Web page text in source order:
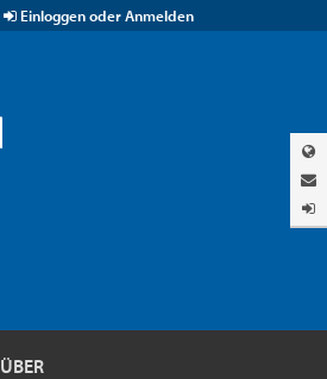
Einloggen oder Anmelden
ÜBER